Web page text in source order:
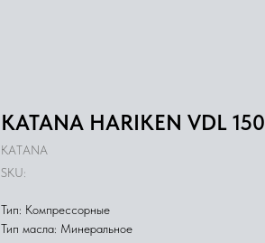
KATANA HARIKEN VDL 150
KATANA
SKU:
Тип: Компрессорные
Тип масла: Минеральное